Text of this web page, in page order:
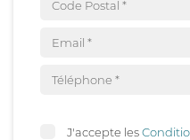
J'accepte les